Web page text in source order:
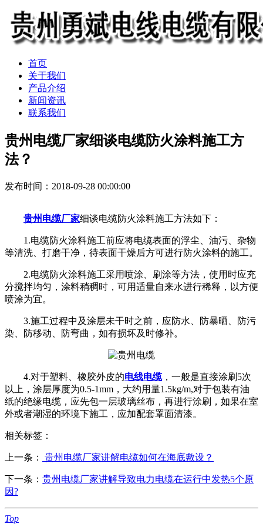
首页
关于我们
产品介绍
新闻资讯
联系我们
贵州电缆厂家细谈电缆防火涂料施工方
法？
发布时间：2018-09-28 00:00:00
贵州电缆厂家细谈电缆防火涂料施工方法如下：
1.电缆防火涂料施工前应将电缆表面的浮尘、油污、杂物
等清洗、打磨干净，待表面干燥后方可进行防火涂料的施工。
2.电缆防火涂料施工采用喷涂、刷涂等方法，使用时应充
分搅拌均匀，涂料稍稠时，可用适量自来水进行稀释，以方便
喷涂为宜。
3.施工过程中及涂层未干时之前，应防水、防暴晒、防污
染、防移动、防弯曲，如有损坏及时修补。
4.对于塑料、橡胶外皮的电线电缆，一般是直接涂刷5次
以上，涂层厚度为0.5-1mm，大约用量1.5kg/m,对于包装有油
纸的绝缘电缆，应先包一层玻璃丝布，再进行涂刷，如果在室
外或者潮湿的环境下施工，应加配套罩面清漆。
相关标签：
上一条： 贵州电缆厂家讲解电缆如何在海底敷设？
下一条： 贵州电缆厂家讲解导致电力电缆在运行中发热5个原
因?
Top